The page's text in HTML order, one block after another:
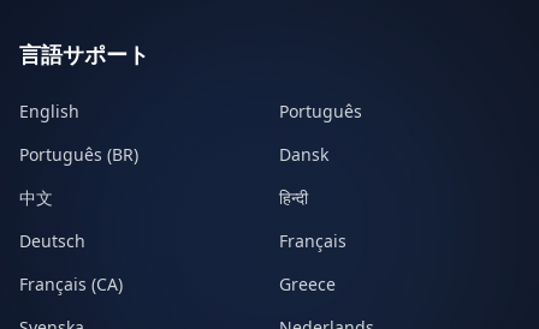
言語サポート
English
Português
Português (BR)
Dansk
中文
हिन्दी
Deutsch
Français
Français (CA)
Greece